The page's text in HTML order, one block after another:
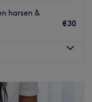
Umcg
voor
harsen &
€30
09:00